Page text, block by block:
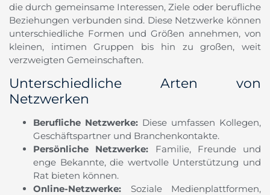
die durch gemeinsame Interessen, Ziele oder berufliche
Beziehungen verbunden sind. Diese Netzwerke können
unterschiedliche Formen und Größen annehmen, von
kleinen, intimen Gruppen bis hin zu großen, weit
verzweigten Gemeinschaften.
Unterschiedliche Arten von
Netzwerken
Berufliche Netzwerke: Diese umfassen Kollegen,
Geschäftspartner und Branchenkontakte.
Persönliche Netzwerke: Familie, Freunde und
enge Bekannte, die wertvolle Unterstützung und
Rat bieten können.
Online-Netzwerke: Soziale Medienplattformen,